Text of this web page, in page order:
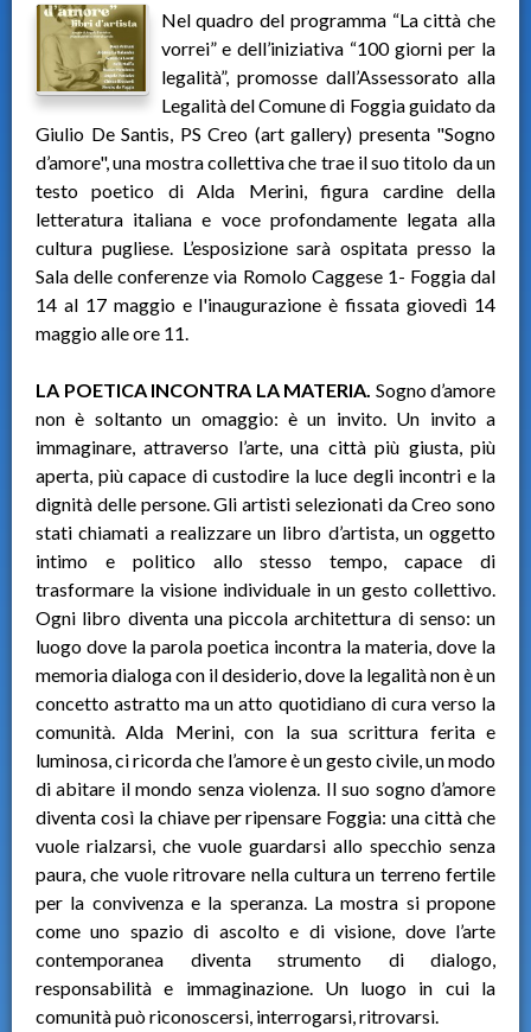
Nel quadro del programma “La città che
vorrei” e dell’iniziativa “100 giorni per la
legalità”, promosse dall’Assessorato alla
Legalità del Comune di Foggia guidato da
Giulio De Santis, PS Creo (art gallery) presenta "Sogno
d’amore", una mostra collettiva che trae il suo titolo da un
testo poetico di Alda Merini, figura cardine della
letteratura italiana e voce profondamente legata alla
cultura pugliese. L’esposizione sarà ospitata presso la
Sala delle conferenze via Romolo Caggese 1- Foggia dal
14 al 17 maggio e l'inaugurazione è fissata giovedì 14
maggio alle ore 11.
LA POETICA INCONTRA LA MATERIA. Sogno d’amore
non è soltanto un omaggio: è un invito. Un invito a
immaginare, attraverso l’arte, una città più giusta, più
aperta, più capace di custodire la luce degli incontri e la
dignità delle persone. Gli artisti selezionati da Creo sono
stati chiamati a realizzare un libro d’artista, un oggetto
intimo e politico allo stesso tempo, capace di
trasformare la visione individuale in un gesto collettivo.
Ogni libro diventa una piccola architettura di senso: un
luogo dove la parola poetica incontra la materia, dove la
memoria dialoga con il desiderio, dove la legalità non è un
concetto astratto ma un atto quotidiano di cura verso la
comunità. Alda Merini, con la sua scrittura ferita e
luminosa, ci ricorda che l’amore è un gesto civile, un modo
di abitare il mondo senza violenza. Il suo sogno d’amore
diventa così la chiave per ripensare Foggia: una città che
vuole rialzarsi, che vuole guardarsi allo specchio senza
paura, che vuole ritrovare nella cultura un terreno fertile
per la convivenza e la speranza. La mostra si propone
come uno spazio di ascolto e di visione, dove l’arte
contemporanea diventa strumento di dialogo,
responsabilità e immaginazione. Un luogo in cui la
comunità può riconoscersi, interrogarsi, ritrovarsi.